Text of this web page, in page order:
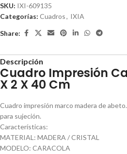
SKU: IXI-609135
Categorías: Cuadros, IXIA
Share:
Descripción
Cuadro Impresión
X 2 X 40 Cm
Cuadro impresión marco madera de
para sujeción.
Características:
MATERIAL: MADERA / CRISTAL
MODELO: CARACOLA